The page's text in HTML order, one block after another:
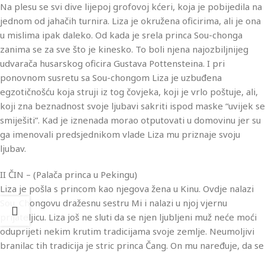
Na plesu se svi dive lijepoj grofovoj kćeri, koja je pobijedila na
jednom od jahačih turnira. Liza je okružena oficirima, ali je ona
u mislima ipak daleko. Od kada je srela princa Sou-chonga
zanima se za sve što je kinesko. To boli njena najozbiljnijeg
udvarača husarskog oficira Gustava Pottensteina. I pri
ponovnom susretu sa Sou-chongom Liza je uzbuđena
egzotičnošću koja struji iz tog čovjeka, koji je vrlo poštuje, ali,
koji zna beznadnost svoje ljubavi sakriti ispod maske “uvijek se
smiješiti”. Kad je iznenada morao otputovati u domovinu jer su
ga imenovali predsjednikom vlade Liza mu priznaje svoju
ljubav.
II ČIN – (Palača princa u Pekingu)
Liza je pošla s princom kao njegova žena u Kinu. Ovdje nalazi
Sou_Chongovu dražesnu sestru Mi i nalazi u njoj vjernu
prijateljicu. Liza još ne sluti da se njen ljubljeni muž neće moći
oduprijeti nekim krutim tradicijama svoje zemlje. Neumoljivi
branilac tih tradicija je stric princa Čang. On mu naređuje, da se